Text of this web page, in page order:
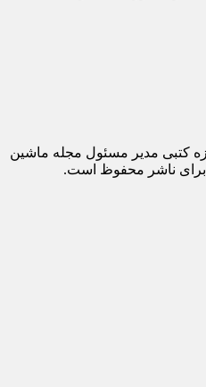
کتبی مدیر مسئول مجله ماشین
برای ناشر محفوظ است.